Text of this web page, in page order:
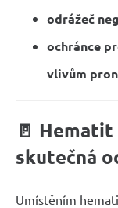
odrážeč
ochránce
vlivům
🚪 Hematit
skutečná
Umístěním